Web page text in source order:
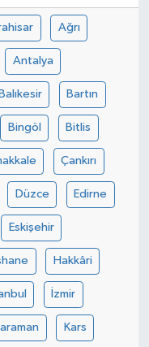
Ağrı
Antalya
Balıkesir Bartın
Bingöl Bitlis
Çankırı
Düzce Edirne
Eskişehir
Hakkâri
İzmir
Kars